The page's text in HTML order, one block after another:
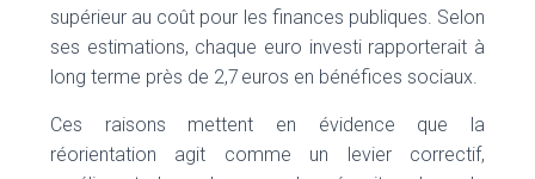
supérieur au coût pour les finances publiques. Selon
ses estimations, chaque euro investi rapporterait à
long terme près de 2,7 euros en bénéfices sociaux.
Ces raisons mettent en évidence que la
réorientation agit comme un levier correctif,